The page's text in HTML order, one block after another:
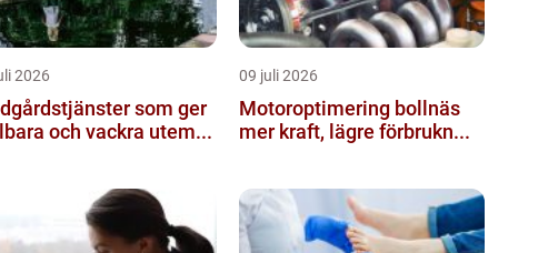
2026
som ger
och vackra utem...
09 juli 2026
Motoroptimering bollnäs
mer kraft, lägre förbrukn...